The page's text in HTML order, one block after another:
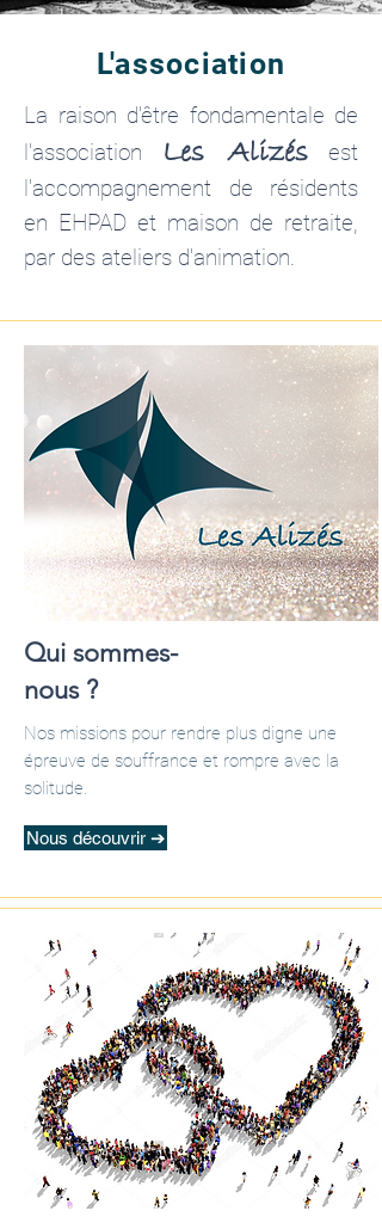
La raison d'être fondamentale de
l'association Les Alizés
est
l'accompagnement de résidents
en EHPAD et maison de retraite,
par des ateliers d'animation.
L'association
Qui sommes-
nous ?
Nos missions pour rendre plus digne une
épreuve de souffrance et rompre avec la
solitude.
Nous découvrir ➔